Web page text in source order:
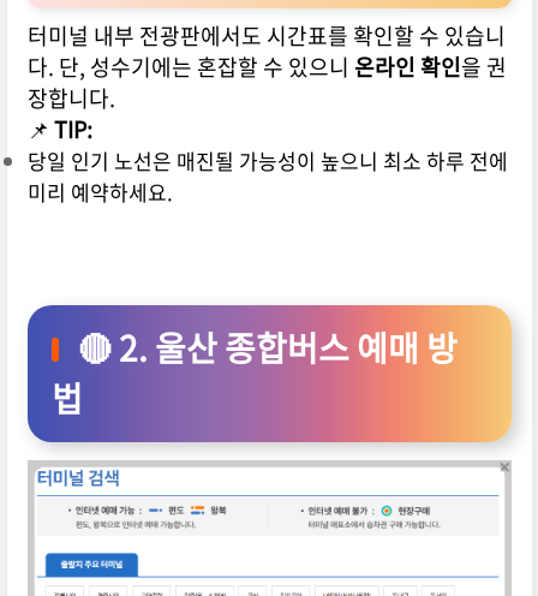
터미널 내부 전광판에서도 시간표를 확인할 수 있습니
다. 단, 성수기에는 혼잡할 수 있으니 온라인 확인을 권
장합니다.
📌 TIP:
당일 인기 노선은 매진될 가능성이 높으니 최소 하루 전에
미리 예약하세요.
🔴 2. 울산 종합버스 예매 방
법